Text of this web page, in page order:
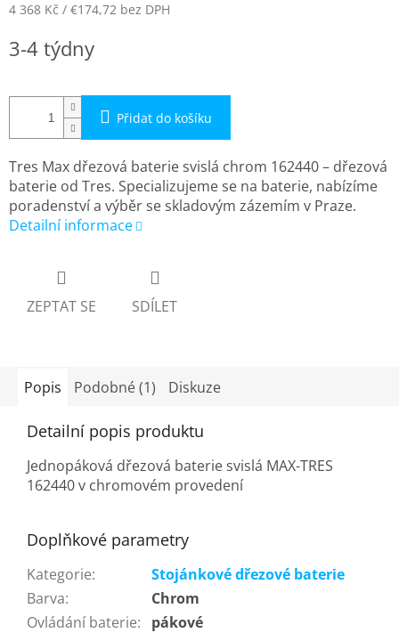
4 368 Kč / €174,72 bez DPH
cena:
3-4 týdny
Přidat do košíku
Tres Max dřezová baterie svislá chrom 162440 – dřezová
baterie od Tres. Specializujeme se na baterie, nabízíme
poradenství a výběr se skladovým zázemím v Praze.
Detailní informace
ZEPTAT SE SDÍLET
Popis Podobné (1) Diskuze
Detailní popis produktu
Jednopáková dřezová baterie svislá MAX-TRES
162440 v chromovém provedení
Doplňkové parametry
Kategorie:
Stojánkové dřezové baterie
Barva:
Chrom
Ovládání baterie:
pákové